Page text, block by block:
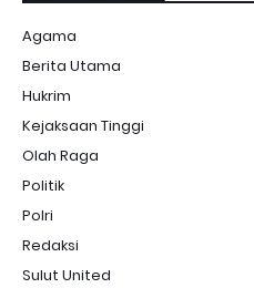
Agama
Berita Utama
Hukrim
Kejaksaan Tinggi
Olah Raga
Politik
Polri
Redaksi
Sulut United